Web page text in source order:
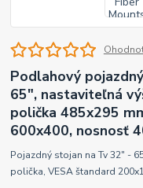
Podlahový
65", nastaviteľná
polička 485x295
600x400, nosnosť
Pojazdný stojan na Tv 32" -
polička, VESA štandard